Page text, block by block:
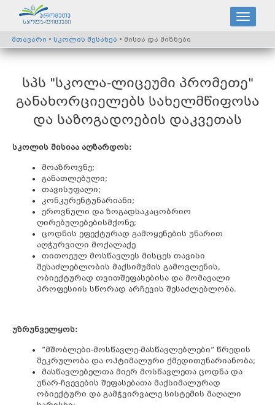
მთავარი • სკოლის შესახებ • მისია და მიზნები
სპს "სკოლა-ლიცეუმი პრომეთე"
განახორციელებს სახელმწიფოსა
და საზოგადოების დაკვეთას
სკოლის მისიაა აღზარდოს:
მოაზროვნე;
განათლებული;
თავისუფალი;
კონკურენტუნარიანი;
ეროვნული და ზოგადსაკაცობრიო
ღირებულებებისმქონე;
ცოდნის ეფექტურად გამოყენების უნარით
აღჭურვილი მოქალაქე
თითოეულ მოსწავლეს მისცეს თავისი
შესაძლებლობის მაქსიმუმის გამოვლენის,
ობიექტურად თვითშეფასებისა და მომავალი
პროფესიის სწორად არჩევის შესაძლებლობა.
უზრუნველყოს:
”მშობლები-მოსწავლე-მასწავლებლები” წრედის
შეკრულობა და ოპტიმალური ქმედითუნარიანობა;
მასწავლებელთა მიერ მოსწავლეთა ცოდნა და
უნარ-ჩვევების შეფასებათა მაქსიმალურად
ობიექტური და გამჭვირვალე სისტემის მაღალი